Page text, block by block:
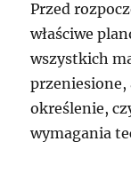
Przed
właściwe
wszystkich
przeniesione,
określenie,
wymagania